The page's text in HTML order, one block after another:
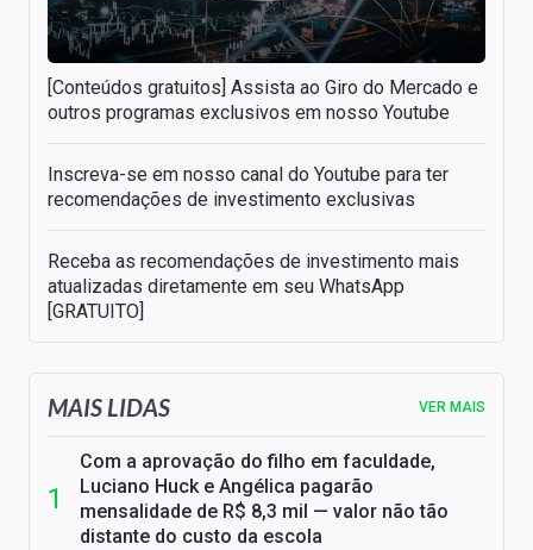
[Conteúdos gratuitos] Assista ao Giro do Mercado e
outros programas exclusivos em nosso Youtube
Inscreva-se em nosso canal do Youtube para ter
recomendações de investimento exclusivas
Receba as recomendações de investimento mais
atualizadas diretamente em seu WhatsApp
[GRATUITO]
MAIS LIDAS VER MAIS
Com a aprovação do filho em faculdade,
Luciano Huck e Angélica pagarão
mensalidade de R$ 8,3 mil — valor não tão
distante do custo da escola